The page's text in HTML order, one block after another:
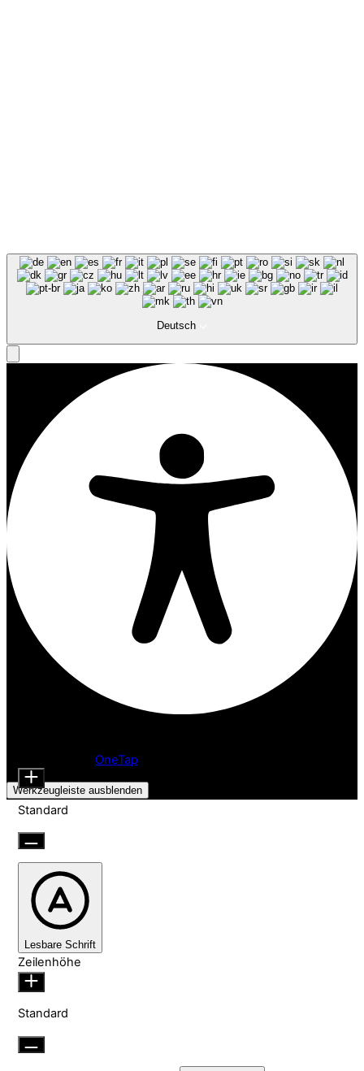
Deutsch
OneTap
Werkzeugleiste ausblenden
Standard
Lesbare Schrift
Zeilenhöhe
Standard